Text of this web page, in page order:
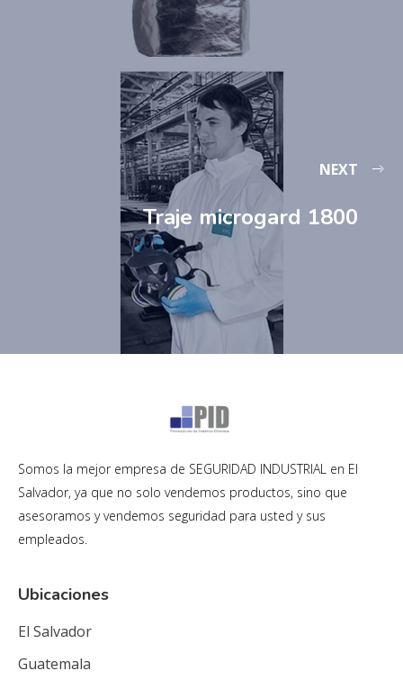
NEXT
Traje microgard 1800
Somos la mejor empresa de SEGURIDAD INDUSTRIAL en El
Salvador, ya que no solo vendemos productos, sino que
asesoramos y vendemos seguridad para usted y sus
empleados.
Ubicaciones
El Salvador
Guatemala